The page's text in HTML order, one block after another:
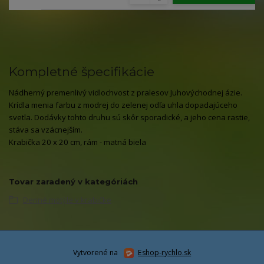
Kompletné špecifikácie
Nádherný premenlivý vidlochvost z pralesov Juhovýchodnej ázie.
Krídla menia farbu z modrej do zelenej odľa uhla dopadajúceho
svetla. Dodávky tohto druhu sú skôr sporadické, a jeho cena rastie,
stáva sa vzácnejším.
Krabička 20 x 20 cm, rám - matná biela
Tovar zaradený v kategóriách
Vytvorené na Eshop-rychlo.sk